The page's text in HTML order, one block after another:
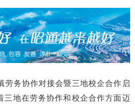
劳务协作对接会暨三地校企合作启
三地在劳务协作和校企合作方面迈